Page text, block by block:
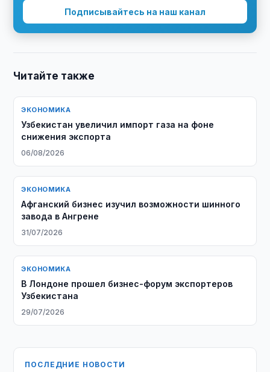
Подписывайтесь на наш канал
Читайте также
ЭКОНОМИКА
Узбекистан увеличил импорт газа на фоне
снижения экспорта
06/08/2026
ЭКОНОМИКА
Афганский бизнес изучил возможности шинного
завода в Ангрене
31/07/2026
ЭКОНОМИКА
В Лондоне прошел бизнес-форум экспортеров
Узбекистана
29/07/2026
ПОСЛЕДНИЕ НОВОСТИ